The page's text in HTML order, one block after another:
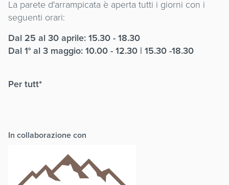
La parete d'arrampicata è aperta tutti i giorni con i
seguenti orari:
Dal 25 al 30 aprile: 15.30 - 18.30
Dal 1° al 3 maggio: 10.00 - 12.30 | 15.30 -18.30
Per tutt*
In collaborazione con